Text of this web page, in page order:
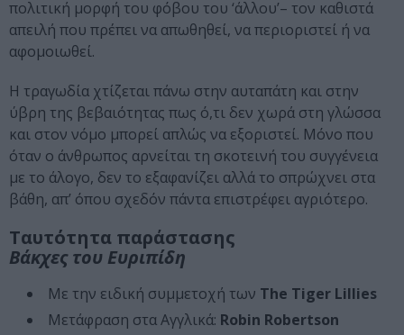
πολιτική μορφή του φόβου του ‘άλλου’– τον καθιστά
απειλή που πρέπει να απωθηθεί, να περιοριστεί ή να
αφομοιωθεί.
Η τραγωδία χτίζεται πάνω στην αυταπάτη και στην
ύβρη της βεβαιότητας πως ό,τι δεν χωρά στη γλώσσα
και στον νόμο μπορεί απλώς να εξοριστεί. Μόνο που
όταν ο άνθρωπος αρνείται τη σκοτεινή του συγγένεια
με το άλογο, δεν το εξαφανίζει αλλά το σπρώχνει στα
βάθη, απ’ όπου σχεδόν πάντα επιστρέφει αγριότερο.
Ταυτότητα παράστασης
Βάκχες του Ευριπίδη
Με την ειδική συμμετοχή των The Tiger Lillies
Μετάφραση στα Αγγλικά: Robin Robertson